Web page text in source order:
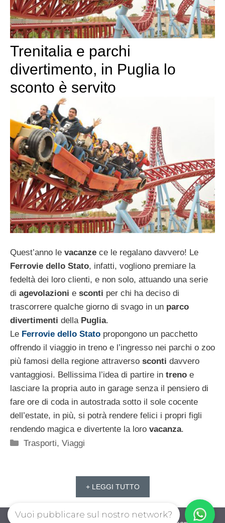
Trenitalia e parchi
divertimento, in Puglia lo
sconto è servito
Quest’anno le vacanze ce le regalano davvero! Le
Ferrovie dello Stato, infatti, vogliono premiare la
fedeltà dei loro clienti, e non solo, attuando una serie
di agevolazioni e sconti per chi ha deciso di
trascorrere qualche giorno di svago in un parco
divertimenti della Puglia.
Le Ferrovie dello Stato propongono un pacchetto
offrendo il viaggio in treno e l’ingresso nei parchi o zoo
più famosi della regione attraverso sconti davvero
vantaggiosi. Bellissima l’idea di partire in treno e
lasciare la propria auto in garage senza il pensiero di
fare ore di coda in autostrada sotto il sole cocente
dell’estate, in più, si potrà rendere felici i propri figli
rendendo magica e divertente la loro vacanza.
Categorie
Trasporti,Viaggi
+ LEGGI TUTTO
Vuoi pubblicare sul nostro network?